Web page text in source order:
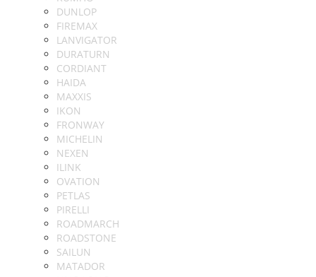
DUNLOP
FIREMAX
LANVIGATOR
DURATURN
CORDIANT
HAIDA
MAXXIS
IKON
FRONWAY
MICHELIN
NEXEN
ILINK
OVATION
PETLAS
PIRELLI
ROADMARCH
ROADSTONE
SAILUN
MATADOR